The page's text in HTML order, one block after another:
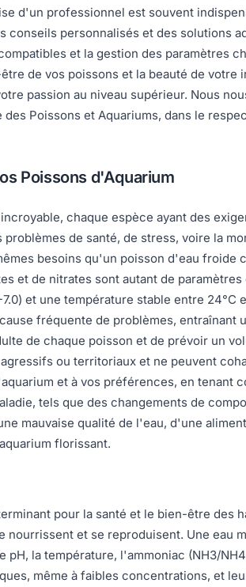
d'un professionnel est souvent
personnalisés et des solutions
et la gestion des
de vos poissons et la beauté de
passion au niveau supérieur. Nous
Poissons et Aquariums, dans le
Poissons d'Aquarium
chaque espèce ayant des
de santé, de stress, voire la
besoins qu'un poisson d'eau
et de nitrates sont autant de
et une température stable entre
fréquente de problèmes,
de chaque poisson et de prévoir un
ou territoriaux et ne peuvent
et à vos préférences, en
tels que des changements de
mauvaise qualité de l'eau, d'une
florissant.
pour la santé et le bien-être
et se reproduisent. Une
la température, l'ammoniac (NH3/
même à faibles concentrations, et